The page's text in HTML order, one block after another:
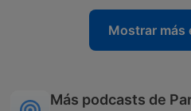
Mostrar más
Más podcasts de